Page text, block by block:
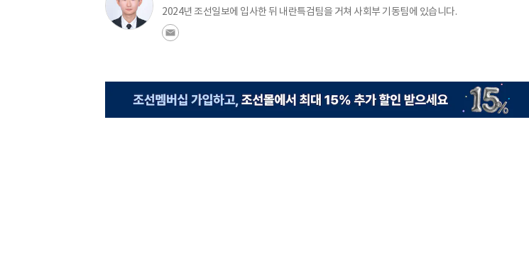
2024년 조선일보에 입사한 뒤 내란특검팀을 거쳐 사회부 기동팀에 있습니다.